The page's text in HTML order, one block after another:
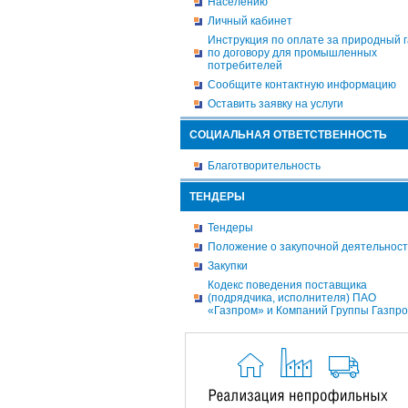
Личный кабинет
Инструкция по оплате за природный
по договору для промышленных
потребителей
Сообщите контактную информацию
Оставить заявку на услуги
СОЦИАЛЬНАЯ ОТВЕТСТВЕННОСТЬ
Благотворительность
ТЕНДЕРЫ
Тендеры
Положение о закупочной
Закупки
Кодекс поведения поставщика
(подрядчика, исполнителя) ПАО
«Газпром» и Компаний Группы